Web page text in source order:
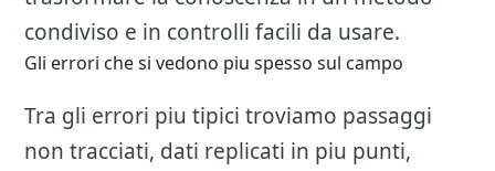
condiviso e in controlli facili da usare.
Gli errori che si vedono piu spesso sul campo
Tra gli errori piu tipici troviamo passaggi
non tracciati, dati replicati in piu punti,